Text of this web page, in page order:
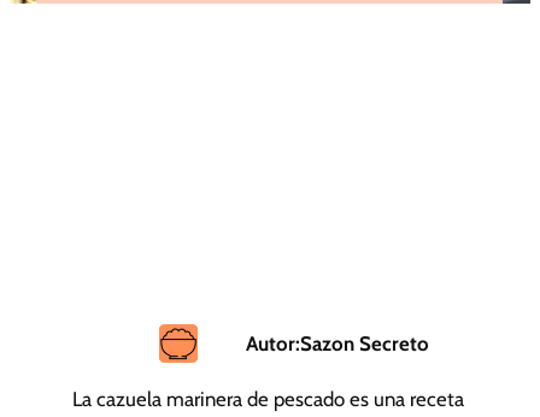
Autor:Sazon Secreto
La cazuela marinera de pescado es una receta